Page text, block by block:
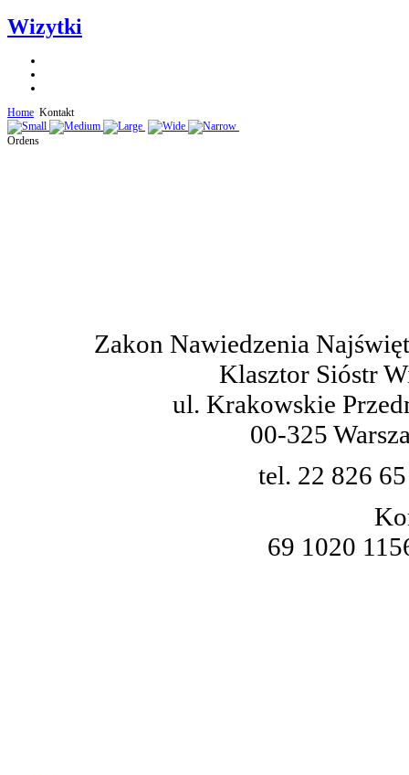
Wizytki
Home Kontakt
Ordens
Zakon Nawiedzenia
Klasztor Sióstr
ul. Krakowskie
00-325
tel. 22 826
69 1020